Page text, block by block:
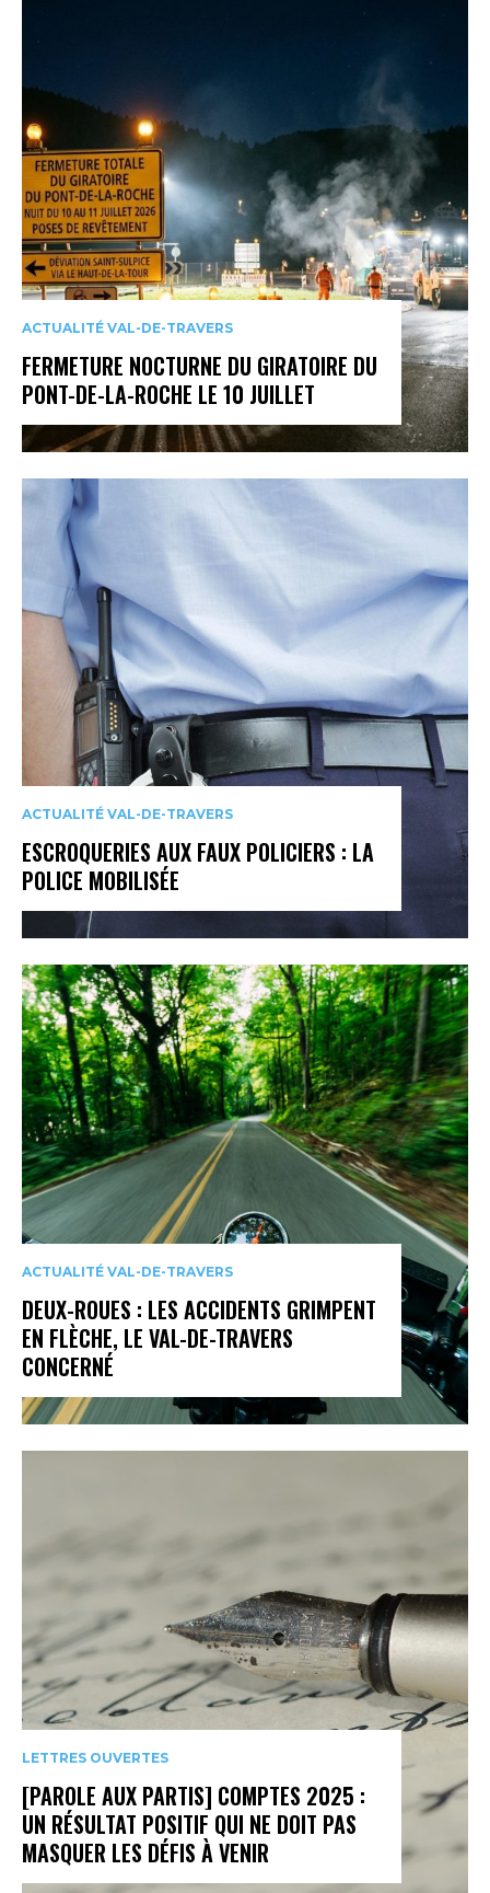
ACTUALITÉ VAL-DE-TRAVERS
FERMETURE NOCTURNE DU GIRATOIRE DU
PONT-DE-LA-ROCHE LE 10 JUILLET
ACTUALITÉ VAL-DE-TRAVERS
ESCROQUERIES AUX FAUX POLICIERS : LA
POLICE MOBILISÉE
ACTUALITÉ VAL-DE-TRAVERS
DEUX-ROUES : LES ACCIDENTS GRIMPENT
EN FLÈCHE, LE VAL-DE-TRAVERS
CONCERNÉ
LETTRES OUVERTES
[PAROLE AUX PARTIS] COMPTES 2025 :
UN RÉSULTAT POSITIF QUI NE DOIT PAS
MASQUER LES DÉFIS À VENIR